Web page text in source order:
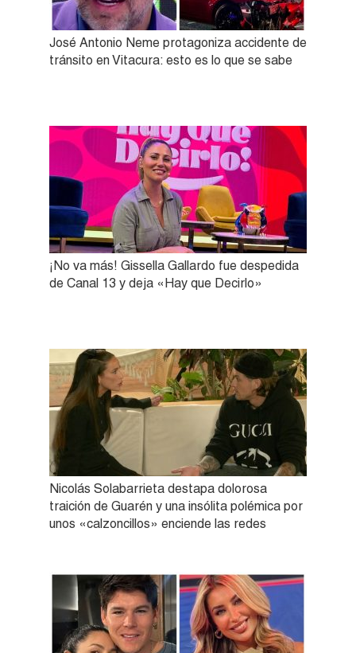
José Antonio Neme protagoniza accidente de
tránsito en Vitacura: esto es lo que se sabe
¡No va más! Gissella Gallardo fue despedida
de Canal 13 y deja «Hay que Decirlo»
Nicolás Solabarrieta destapa dolorosa
traición de Guarén y una insólita polémica por
unos «calzoncillos» enciende las redes